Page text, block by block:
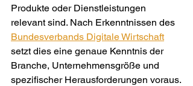
Produkte oder Dienstleistungen
relevant sind. Nach Erkenntnissen des
Bundesverbands Digitale Wirtschaft
setzt dies eine genaue Kenntnis der
Branche, Unternehmensgröße und
spezifischer Herausforderungen voraus.